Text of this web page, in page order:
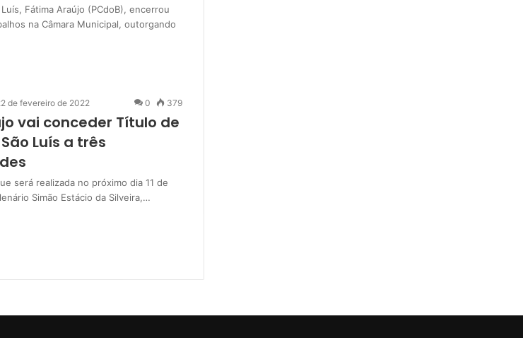
Fátima Araújo (PCdoB), encerrou
na Câmara Municipal, outorgando
de fevereiro de 2022 0 379
vai conceder Título de
Luís a três
será realizada no próximo dia 11 de
Simão Estácio da Silveira,…